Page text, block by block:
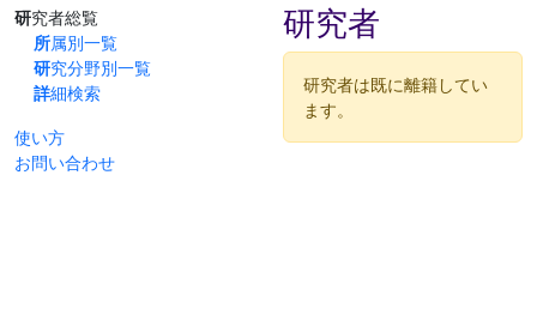
研究者総覧
所属別一覧
研究分野別一覧
詳細検索
使い方
お問い合わせ
研究者
研究者は既に離籍してい
ます。